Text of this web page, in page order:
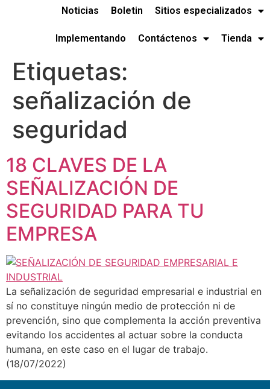
Noticias Boletin Sitios especializados
Implementando Contáctenos Tienda
Etiquetas:
señalización de
seguridad
18 CLAVES DE LA
SEÑALIZACIÓN DE
SEGURIDAD PARA TU
EMPRESA
La señalización de seguridad empresarial e industrial en
sí no constituye ningún medio de protección ni de
prevención, sino que complementa la acción preventiva
evitando los accidentes al actuar sobre la conducta
humana, en este caso en el lugar de trabajo.
(18/07/2022)